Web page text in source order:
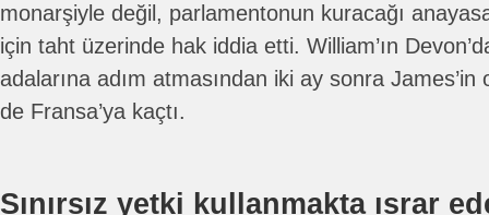
monarşiyle değil, parlamentonun kuracağı
için taht üzerinde hak iddia etti. William’ın
adalarına adım atmasından iki ay sonra James’in
de Fransa’ya kaçtı.
Sınırsız yetki kullanmakta ısrar